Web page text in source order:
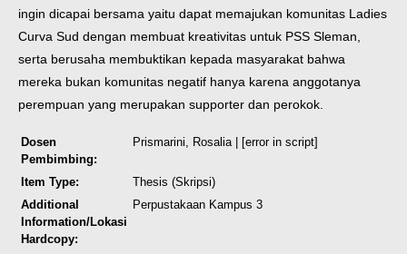
ingin dicapai bersama yaitu dapat memajukan komunitas Ladies
Curva Sud dengan membuat kreativitas untuk PSS Sleman,
serta berusaha membuktikan kepada masyarakat bahwa
mereka bukan komunitas negatif hanya karena anggotanya
perempuan yang merupakan supporter dan perokok.
Dosen
Pembimbing:
Prismarini, Rosalia| [error in script]
Item Type:
Thesis (Skripsi)
Additional
Information/Lokasi
Hardcopy:
Perpustakaan Kampus 3